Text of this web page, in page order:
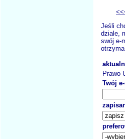
Jeśli
dziale,
swój e-
Prawo
Twój